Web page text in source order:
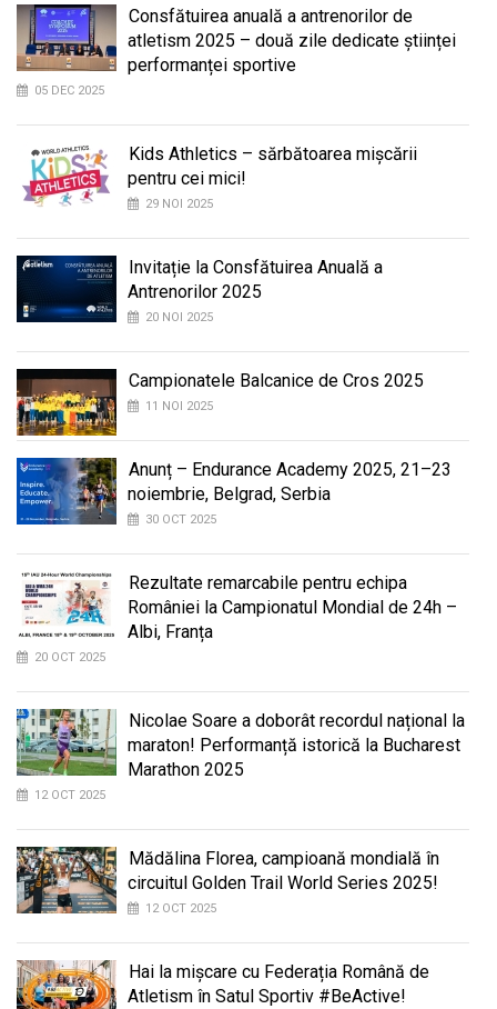
Consfătuirea anuală a antrenorilor de
atletism 2025 – două zile dedicate științei
performanței sportive
05 DEC 2025
Kids Athletics – sărbătoarea mișcării
pentru cei mici!
29 NOI 2025
Invitație la Consfătuirea Anuală a
Antrenorilor 2025
20 NOI 2025
Campionatele Balcanice de Cros 2025
11 NOI 2025
Anunț – Endurance Academy 2025, 21–23
noiembrie, Belgrad, Serbia
30 OCT 2025
Rezultate remarcabile pentru echipa
României la Campionatul Mondial de 24h –
Albi, Franța
20 OCT 2025
Nicolae Soare a doborât recordul național la
maraton! Performanță istorică la Bucharest
Marathon 2025
12 OCT 2025
Mădălina Florea, campioană mondială în
circuitul Golden Trail World Series 2025!
12 OCT 2025
Hai la mișcare cu Federația Română de
Atletism în Satul Sportiv #BeActive!